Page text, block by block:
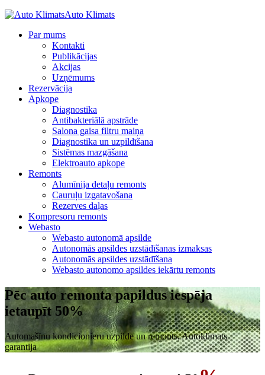
Auto Klimats
Par mums
Kontakti
Publikācijas
Akcijas
Uzņēmums
Rezervācija
Apkope
Diagnostika
Antibakteriālā apstrāde
Salona gaisa filtru maiņa
Diagnostika un uzpildīšana
Sistēmas mazgāšana
Elektroauto apkope
Remonts
Alumīnija detaļu remonts
Cauruļu izgatavošana
Rezerves daļas
Kompresoru remonts
Webasto
Webasto autonomā apsilde
Autonomās apsildes uzstādīšanas izmaksas
Autonomās apsildes uzstādīšana
Webasto autonomo apsildes iekārtu remonts
Pēc auto remonta papildus iespēja
ietaupīt 50%
Automašīnu kondicionieru uzpilde un remonts, Autoklimats
garantija